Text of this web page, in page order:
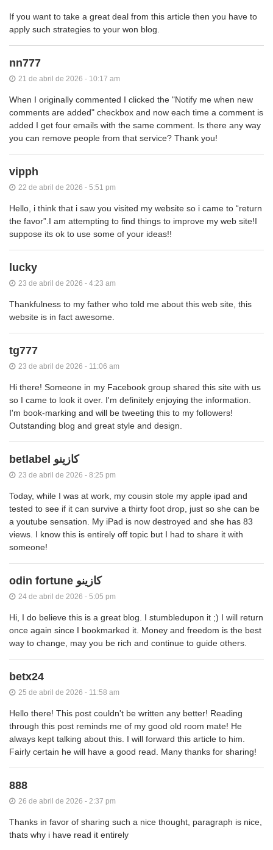
If you want to take a great deal from this article then you have to
apply such strategies to your won blog.
nn777
21 de abril de 2026 - 10:17 am
When I originally commented I clicked the "Notify me when new
comments are added" checkbox and now each time a comment is
added I get four emails with the same comment. Is there any way
you can remove people from that service? Thank you!
vipph
22 de abril de 2026 - 5:51 pm
Hello, i think that i saw you visited my website so i came to “return
the favor”.I am attempting to find things to improve my web site!I
suppose its ok to use some of your ideas!!
lucky
23 de abril de 2026 - 4:23 am
Thankfulness to my father who told me about this web site, this
website is in fact awesome.
tg777
23 de abril de 2026 - 11:06 am
Hi there! Someone in my Facebook group shared this site with us
so I came to look it over. I'm definitely enjoying the information.
I'm book-marking and will be tweeting this to my followers!
Outstanding blog and great style and design.
betlabel كازينو
23 de abril de 2026 - 8:25 pm
Today, while I was at work, my cousin stole my apple ipad and
tested to see if it can survive a thirty foot drop, just so she can be
a youtube sensation. My iPad is now destroyed and she has 83
views. I know this is entirely off topic but I had to share it with
someone!
odin fortune كازينو
24 de abril de 2026 - 5:05 pm
Hi, I do believe this is a great blog. I stumbledupon it ;) I will return
once again since I bookmarked it. Money and freedom is the best
way to change, may you be rich and continue to guide others.
betx24
25 de abril de 2026 - 11:58 am
Hello there! This post couldn't be written any better! Reading
through this post reminds me of my good old room mate! He
always kept talking about this. I will forward this article to him.
Fairly certain he will have a good read. Many thanks for sharing!
888
26 de abril de 2026 - 2:37 pm
Thanks in favor of sharing such a nice thought, paragraph is nice,
thats why i have read it entirely